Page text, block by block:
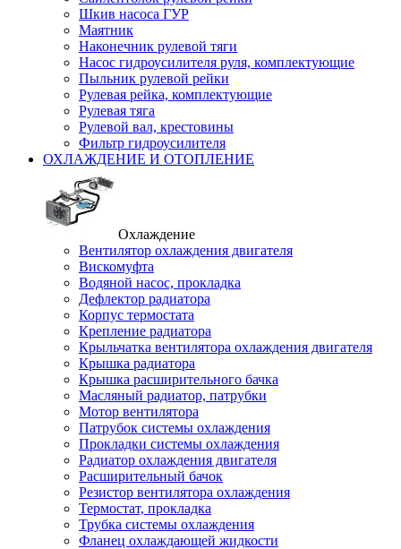
Шкив насоса ГУР
Маятник
Наконечник рулевой тяги
Насос гидроусилителя руля, комплектующие
Пыльник рулевой рейки
Рулевая рейка, комплектующие
Рулевая тяга
Рулевой вал, крестовины
Фильтр гидроусилителя
ОХЛАЖДЕНИЕ И ОТОПЛЕНИЕ
Охлаждение
Вентилятор охлаждения двигателя
Вискомуфта
Водяной насос, прокладка
Дефлектор радиатора
Корпус термостата
Крепление радиатора
Крыльчатка вентилятора охлаждения двигателя
Крышка радиатора
Крышка расширительного бачка
Масляный радиатор, патрубки
Мотор вентилятора
Патрубок системы охлаждения
Прокладки системы охлаждения
Радиатор охлаждения двигателя
Расширительный бачок
Резистор вентилятора охлаждения
Термостат, прокладка
Трубка системы охлаждения
Фланец охлаждающей жидкости